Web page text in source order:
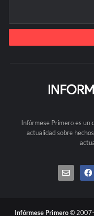
Infórmese Primero es un
actualidad sobre
Infórmese Primero© 2007-